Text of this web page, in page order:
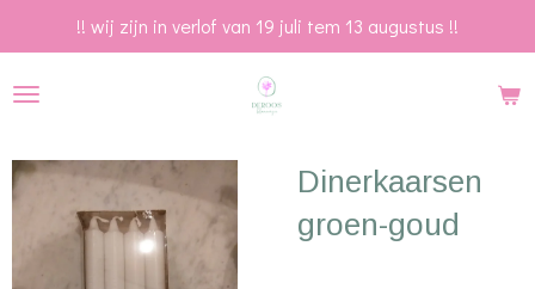
naar
hoofdinhoud
!! wij zijn in verlof van 19 juli tem 13 augustus !!
Dinerkaarsen
groen-goud